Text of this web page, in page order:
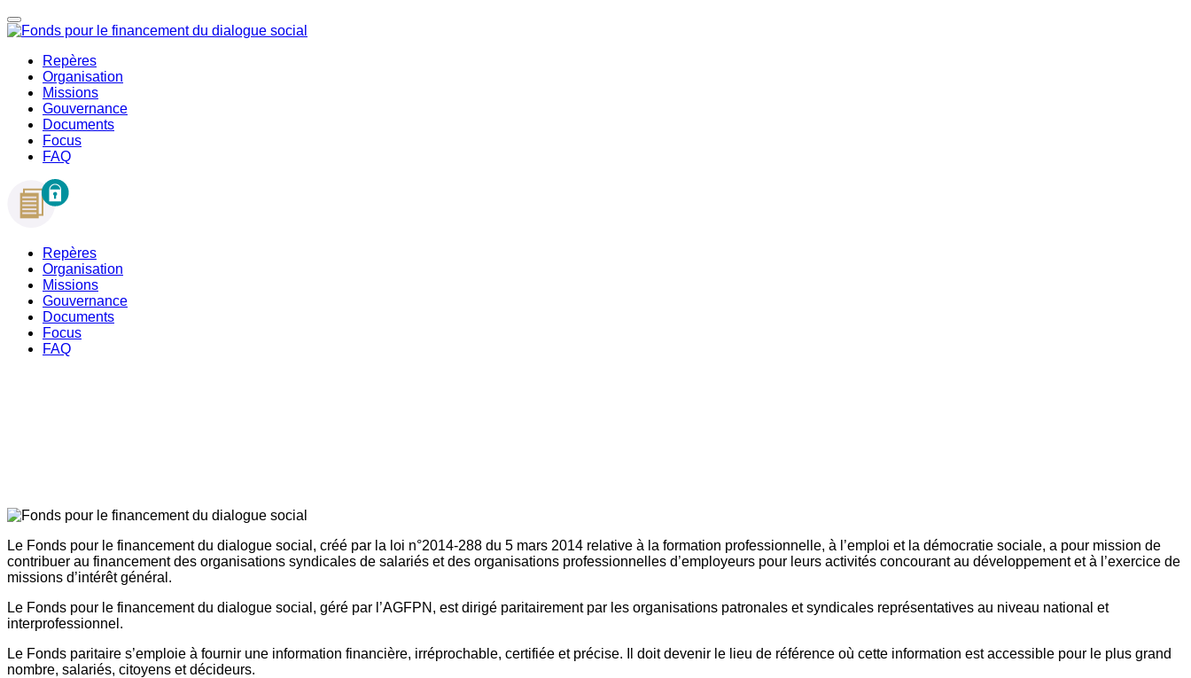
Repères
Organisation
Missions
Gouvernance
Documents
Focus
FAQ
Repères
Organisation
Missions
Gouvernance
Documents
Focus
FAQ
Le Fonds pour le financement du dialogue social, créé par la loi n°2014-288 du 5 mars 2014 relative à la formation professionnelle, à l’emploi et la démocratie sociale, a pour mission de
contribuer au financement des organisations syndicales de salariés et des organisations professionnelles d’employeurs pour leurs activités concourant au développement et à l’exercice de
missions d’intérêt général.
Le Fonds pour le financement du dialogue social, géré par l’AGFPN, est dirigé paritairement par les organisations patronales et syndicales représentatives au niveau national et
interprofessionnel.
Le Fonds paritaire s’emploie à fournir une information financière, irréprochable, certifiée et précise. Il doit devenir le lieu de référence où cette information est accessible pour le plus grand
nombre, salariés, citoyens et décideurs.